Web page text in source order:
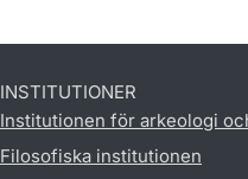
INSTITUTIONER
Institutionen för arkeologi
Filosofiska institutionen